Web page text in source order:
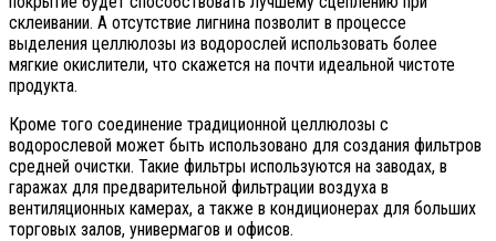
склеивании. А отсутствие лигнина позволит в процессе
выделения целлюлозы из водорослей использовать более
мягкие окислители, что скажется на почти идеальной чистоте
продукта.
Кроме того соединение традиционной целлюлозы с
водорослевой может быть использовано для создания фильтров
средней очистки. Такие фильтры используются на заводах, в
гаражах для предварительной фильтрации воздуха в
вентиляционных камерах, а также в кондиционерах для больших
торговых залов, универмагов и офисов.